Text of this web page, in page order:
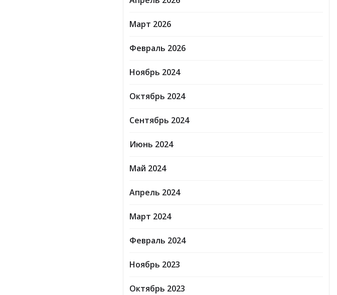
Март 2026
Февраль 2026
Ноябрь 2024
Октябрь 2024
Сентябрь 2024
Июнь 2024
Май 2024
Апрель 2024
Март 2024
Февраль 2024
Ноябрь 2023
Октябрь 2023